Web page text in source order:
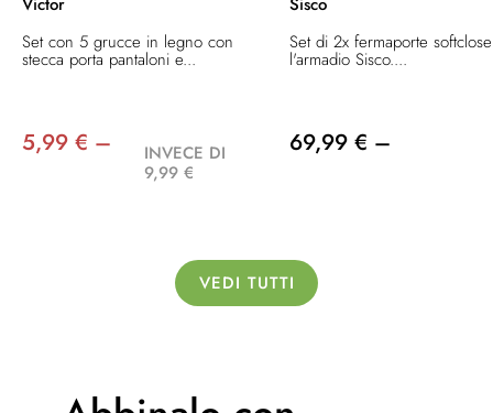
Set con 5 grucce in legno con
stecca porta pantaloni e...
5,99 € –
INVECE DI
9,99 €
Set di 2x fermaporte
l'armadio Sisco....
69,99 € –
VEDI TUTTI